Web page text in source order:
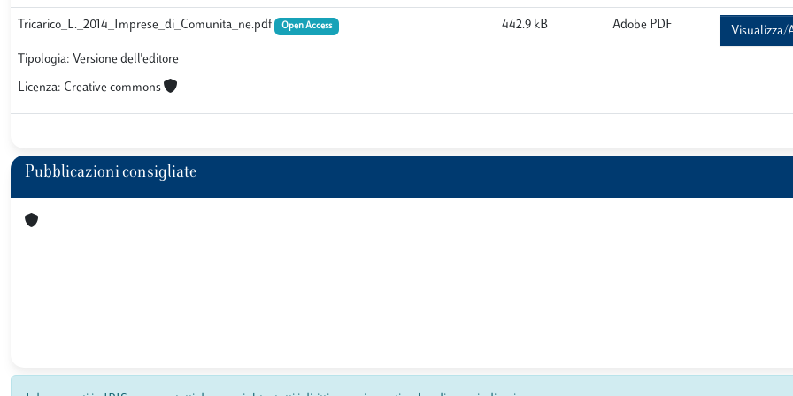
Tricarico_L._2014_Imprese_di_Comunita_ne.pdf Open Access
Tipologia: Versione dell'editore
Licenza: Creative commons
442.9 kB Adobe PDF Visualizza/
Pubblicazioni consigliate